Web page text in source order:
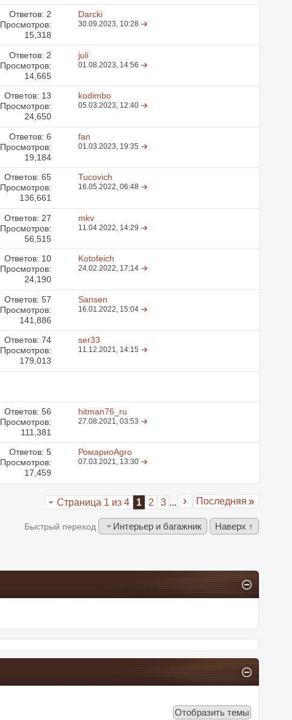
Ответов: 2
Просмотров:
15,318
Darcki
30.09.2023, 10:28
Ответов: 2
Просмотров:
14,665
juli
01.08.2023, 14:56
Ответов: 13
Просмотров:
24,650
kodimbo
05.03.2023, 12:40
Ответов: 6
Просмотров:
19,184
fan
01.03.2023, 19:35
Ответов: 65
Просмотров:
136,661
Tucovich
16.05.2022,06:48
Ответов: 27
Просмотров:
56,515
mkv
11.04.2022, 14:29
Ответов: 10
Просмотров:
24,190
Kotofeich
24.02.2022, 17:14
Ответов: 57
Просмотров:
141,886
Sansen
16.01.2022, 15:04
Ответов: 74
Просмотров:
179,013
ser33
11.12.2021, 14:15
Ответов: 56
Просмотров:
111,381
hitman76_ru
27.08.2021,03:53
Ответов: 5
Просмотров:
17,459
РомариоAgro
07.03.2021, 13:30
Страница 1 из 4 1 2 3 ... Последняя
Быстрый переход Интерьер и багажник Наверх ↑